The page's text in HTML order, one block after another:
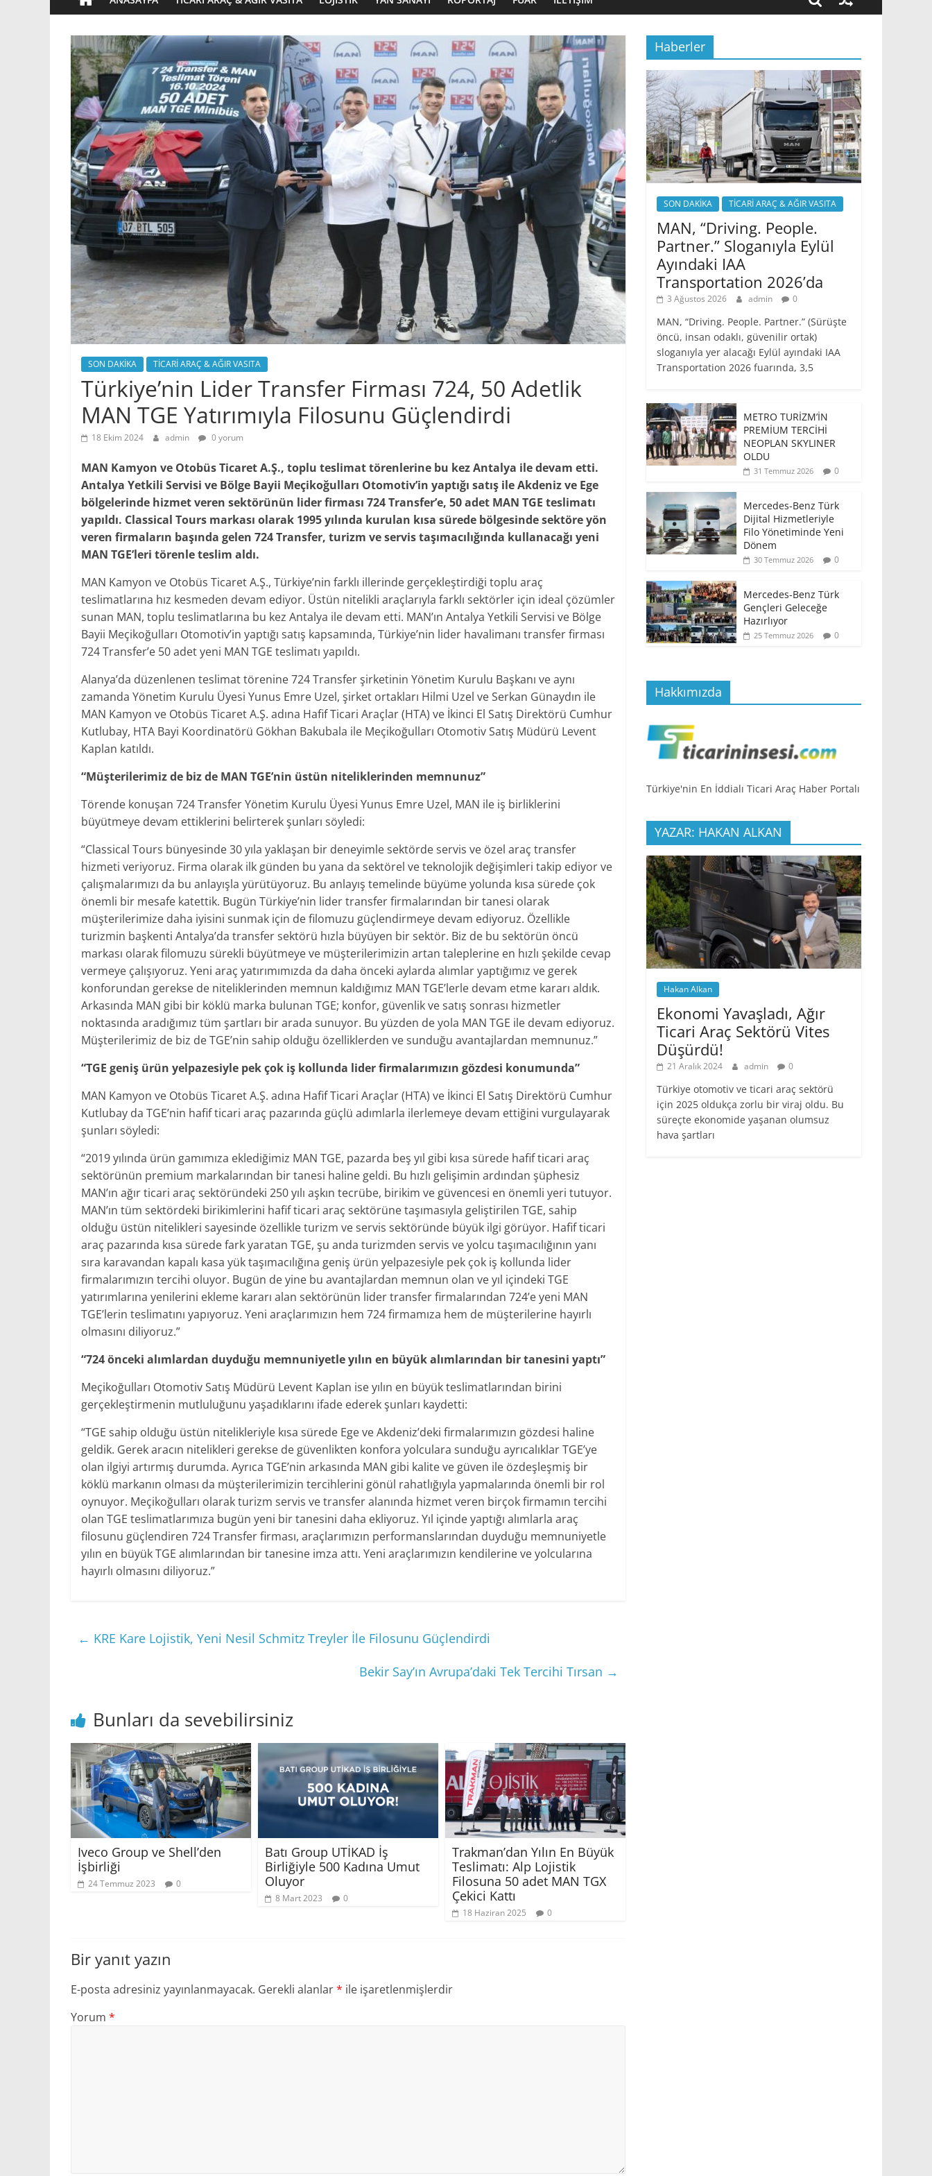
SON DAKİKA TİCARİ ARAÇ & AĞIR VASITA
Türkiye’nin Lider Transfer Firması 724, 50 Adetlik
MAN TGE Yatırımıyla Filosunu Güçlendirdi
18 Ekim 2024 admin 0 yorum
MAN Kamyon ve Otobüs Ticaret A.Ş., toplu teslimat törenlerine bu kez Antalya ile devam etti.
Antalya Yetkili Servisi ve Bölge Bayii Meçikoğulları Otomotiv’in yaptığı satış ile Akdeniz ve Ege
bölgelerinde hizmet veren sektörünün lider firması 724 Transfer’e, 50 adet MAN TGE teslimatı
yapıldı. Classical Tours markası olarak 1995 yılında kurulan kısa sürede bölgesinde sektöre yön
veren firmaların başında gelen 724 Transfer, turizm ve servis taşımacılığında kullanacağı yeni
MAN TGE’leri törenle teslim aldı.
MAN Kamyon ve Otobüs Ticaret A.Ş., Türkiye’nin farklı illerinde gerçekleştirdiği toplu araç
teslimatlarına hız kesmeden devam ediyor. Üstün nitelikli araçlarıyla farklı sektörler için ideal çözümler
sunan MAN, toplu teslimatlarına bu kez Antalya ile devam etti. MAN’ın Antalya Yetkili Servisi ve Bölge
Bayii Meçikoğulları Otomotiv’in yaptığı satış kapsamında, Türkiye’nin lider havalimanı transfer firması
724 Transfer’e 50 adet yeni MAN TGE teslimatı yapıldı.
Alanya’da düzenlenen teslimat törenine 724 Transfer şirketinin Yönetim Kurulu Başkanı ve aynı
zamanda Yönetim Kurulu Üyesi Yunus Emre Uzel, şirket ortakları Hilmi Uzel ve Serkan Günaydın ile
MAN Kamyon ve Otobüs Ticaret A.Ş. adına Hafif Ticari Araçlar (HTA) ve İkinci El Satış Direktörü Cumhur
Kutlubay, HTA Bayi Koordinatörü Gökhan Bakubala ile Meçikoğulları Otomotiv Satış Müdürü Levent
Kaplan katıldı.
“Müşterilerimiz de biz de MAN TGE’nin üstün niteliklerinden memnunuz”
Törende konuşan 724 Transfer Yönetim Kurulu Üyesi Yunus Emre Uzel, MAN ile iş birliklerini
büyütmeye devam ettiklerini belirterek şunları söyledi:
“Classical Tours bünyesinde 30 yıla yaklaşan bir deneyimle sektörde servis ve özel araç transfer
hizmeti veriyoruz. Firma olarak ilk günden bu yana da sektörel ve teknolojik değişimleri takip ediyor ve
çalışmalarımızı da bu anlayışla yürütüyoruz. Bu anlayış temelinde büyüme yolunda kısa sürede çok
önemli bir mesafe katettik. Bugün Türkiye’nin lider transfer firmalarından bir tanesi olarak
müşterilerimize daha iyisini sunmak için de filomuzu güçlendirmeye devam ediyoruz. Özellikle
turizmin başkenti Antalya’da transfer sektörü hızla büyüyen bir sektör. Biz de bu sektörün öncü
markası olarak filomuzu sürekli büyütmeye ve müşterilerimizin artan taleplerine en hızlı şekilde cevap
vermeye çalışıyoruz. Yeni araç yatırımımızda da daha önceki aylarda alımlar yaptığımız ve gerek
konforundan gerekse de niteliklerinden memnun kaldığımız MAN TGE’lerle devam etme kararı aldık.
Arkasında MAN gibi bir köklü marka bulunan TGE; konfor, güvenlik ve satış sonrası hizmetler
noktasında aradığımız tüm şartları bir arada sunuyor. Bu yüzden de yola MAN TGE ile devam ediyoruz.
Müşterilerimiz de biz de TGE’nin sahip olduğu özelliklerden ve sunduğu avantajlardan memnunuz.”
“TGE geniş ürün yelpazesiyle pek çok iş kollunda lider firmalarımızın gözdesi konumunda”
MAN Kamyon ve Otobüs Ticaret A.Ş. adına Hafif Ticari Araçlar (HTA) ve İkinci El Satış Direktörü Cumhur
Kutlubay da TGE’nin hafif ticari araç pazarında güçlü adımlarla ilerlemeye devam ettiğini vurgulayarak
şunları söyledi:
“2019 yılında ürün gamımıza eklediğimiz MAN TGE, pazarda beş yıl gibi kısa sürede hafif ticari araç
sektörünün premium markalarından bir tanesi haline geldi. Bu hızlı gelişimin ardından şüphesiz
MAN’ın ağır ticari araç sektöründeki 250 yılı aşkın tecrübe, birikim ve güvencesi en önemli yeri tutuyor.
MAN’ın tüm sektördeki birikimlerini hafif ticari araç sektörüne taşımasıyla geliştirilen TGE, sahip
olduğu üstün nitelikleri sayesinde özellikle turizm ve servis sektöründe büyük ilgi görüyor. Hafif ticari
araç pazarında kısa sürede fark yaratan TGE, şu anda turizmden servis ve yolcu taşımacılığının yanı
sıra karavandan kapalı kasa yük taşımacılığına geniş ürün yelpazesiyle pek çok iş kollunda lider
firmalarımızın tercihi oluyor. Bugün de yine bu avantajlardan memnun olan ve yıl içindeki TGE
yatırımlarına yenilerini ekleme kararı alan sektörünün lider transfer firmalarından 724’e yeni MAN
TGE’lerin teslimatını yapıyoruz. Yeni araçlarımızın hem 724 firmamıza hem de müşterilerine hayırlı
olmasını diliyoruz.”
“724 önceki alımlardan duyduğu memnuniyetle yılın en büyük alımlarından bir tanesini yaptı”
Meçikoğulları Otomotiv Satış Müdürü Levent Kaplan ise yılın en büyük teslimatlarından birini
gerçekleştirmenin mutluluğunu yaşadıklarını ifade ederek şunları kaydetti:
“TGE sahip olduğu üstün nitelikleriyle kısa sürede Ege ve Akdeniz’deki firmalarımızın gözdesi haline
geldik. Gerek aracın nitelikleri gerekse de güvenlikten konfora yolculara sunduğu ayrıcalıklar TGE’ye
olan ilgiyi artırmış durumda. Ayrıca TGE’nin arkasında MAN gibi kalite ve güven ile özdeşleşmiş bir
köklü markanın olması da müşterilerimizin tercihlerini gönül rahatlığıyla yapmalarında önemli bir rol
oynuyor. Meçikoğulları olarak turizm servis ve transfer alanında hizmet veren birçok firmamın tercihi
olan TGE teslimatlarımıza bugün yeni bir tanesini daha ekliyoruz. Yıl içinde yaptığı alımlarla araç
filosunu güçlendiren 724 Transfer firması, araçlarımızın performanslarından duyduğu memnuniyetle
yılın en büyük TGE alımlarından bir tanesine imza attı. Yeni araçlarımızın kendilerine ve yolcularına
hayırlı olmasını diliyoruz.”
← KRE Kare Lojistik, Yeni Nesil Schmitz Treyler İle Filosunu Güçlendirdi
Bekir Say’ın Avrupa’daki Tek Tercihi Tırsan →
Bunları da sevebilirsiniz
Iveco Group ve Shell’den
İşbirliği
24 Temmuz 2023 0
Batı Group UTİKAD İş
Birliğiyle 500 Kadına Umut
Oluyor
8 Mart 2023 0
Trakman’dan Yılın En Büyük
Teslimatı: Alp Lojistik
Filosuna 50 adet MAN TGX
Çekici Kattı
18 Haziran 2025 0
Bir yanıt yazın
E-posta adresiniz yayınlanmayacak. Gerekli alanlar* ile işaretlenmişlerdir
Yorum *
Haberler
SON DAKİKA TİCARİ ARAÇ & AĞIR VASITA
MAN, “Driving. People.
Partner.” Sloganıyla Eylül
Ayındaki IAA
Transportation 2026’da
3 Ağustos 2026 admin 0
MAN, “Driving. People. Partner.” (Sürüşte
öncü, insan odaklı, güvenilir ortak)
sloganıyla yer alacağı Eylül ayındaki IAA
Transportation 2026 fuarında, 3,5
METRO TURİZM’İN
PREMİUM TERCİHİ
NEOPLAN SKYLINER
OLDU
31 Temmuz 2026 0
Mercedes-Benz Türk
Dijital Hizmetleriyle
Filo Yönetiminde Yeni
Dönem
30 Temmuz 2026 0
Mercedes-Benz Türk
Gençleri Geleceğe
Hazırlıyor
25 Temmuz 2026 0
Hakkımızda
Türkiye'nin En İddialı Ticari Araç Haber Portalı
YAZAR: HAKAN ALKAN
Hakan Alkan
Ekonomi Yavaşladı, Ağır
Ticari Araç Sektörü Vites
Düşürdü!
21 Aralık 2024 admin 0
Türkiye otomotiv ve ticari araç sektörü
için 2025 oldukça zorlu bir viraj oldu. Bu
süreçte ekonomide yaşanan olumsuz
hava şartları